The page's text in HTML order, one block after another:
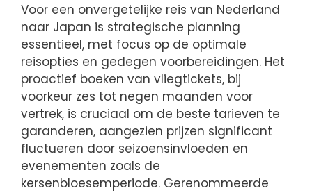
Voor een onvergetelijke reis van Nederland
naar Japan is strategische planning
essentieel, met focus op de optimale
reisopties en gedegen voorbereidingen. Het
proactief boeken van vliegtickets, bij
voorkeur zes tot negen maanden voor
vertrek, is cruciaal om de beste tarieven te
garanderen, aangezien prijzen significant
fluctueren door seizoensinvloeden en
evenementen zoals de
kersenbloesemperiode. Gerenommeerde